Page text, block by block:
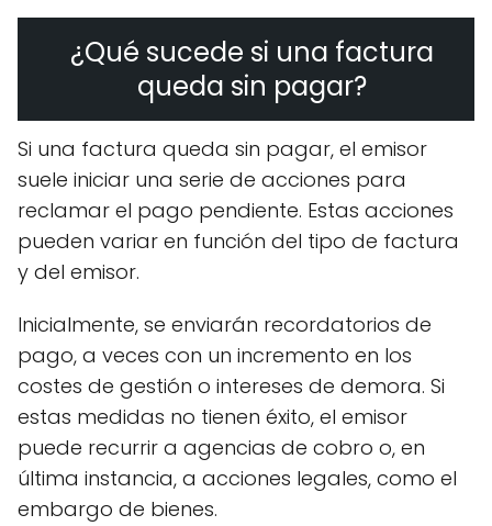
¿Qué sucede si una factura
queda sin pagar?
Si una factura queda sin pagar, el emisor
suele iniciar una serie de acciones para
reclamar el pago pendiente. Estas acciones
pueden variar en función del tipo de factura
y del emisor.
Inicialmente, se enviarán recordatorios de
pago, a veces con un incremento en los
costes de gestión o intereses de demora. Si
estas medidas no tienen éxito, el emisor
puede recurrir a agencias de cobro o, en
última instancia, a acciones legales, como el
embargo de bienes.